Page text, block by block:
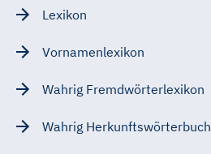
Lexikon
Vornamenlexikon
Wahrig Fremdwörterlexikon
Wahrig Herkunftswörterbuch